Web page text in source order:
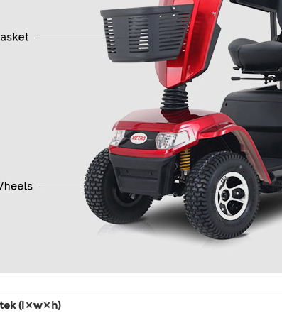
(l × w × h)